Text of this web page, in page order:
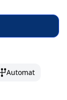
Automat